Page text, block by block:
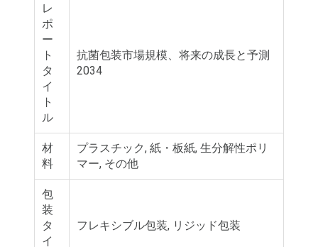
レ
ポ
ー
ト
タ
イ
ト
ル
抗菌包装市場規模、将来の成長と予測
2034
材
料
プラスチック, 紙・板紙, 生分解性ポリ
マー, その他
包
装
タ
イ
フレキシブル包装, リジッド包装